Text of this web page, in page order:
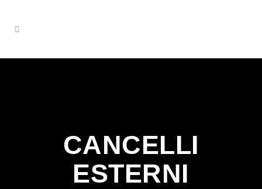
CANCELLI
ESTERNI